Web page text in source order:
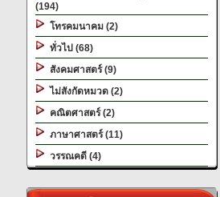
(194)
โทรคมนาคม (2)
ทั่วไป (68)
สังคมศาสตร์ (9)
ไม่สังกัดหมวด (2)
คณิตศาสตร์ (2)
ภาษาศาสตร์ (11)
วรรณคดี (4)